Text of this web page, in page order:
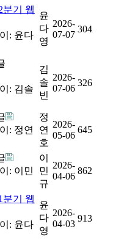
분기 웹
: 윤다
윤
다
영
2026-
07-07
304
: 김솔
김
솔
빈
2026-
07-06
326
: 정연
정
연
호
2026-
05-06
645
: 이민
이
민
규
2026-
04-06
862
분기 웹
: 윤다
윤
다
영
2026-
04-03
913